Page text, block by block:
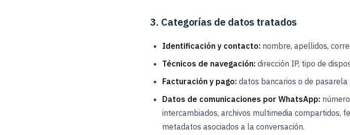
3. Categorías de datos tratados
Identificación y contacto: nombre, apellidos,
Técnicos de navegación: dirección IP, tipo de
Facturación y pago: datos bancarios o de pasarela
Datos de comunicaciones por WhatsApp:
intercambiados, archivos multimedia compartidos,
metadatos asociados a la conversación.